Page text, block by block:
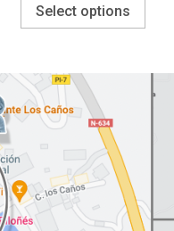
Select options